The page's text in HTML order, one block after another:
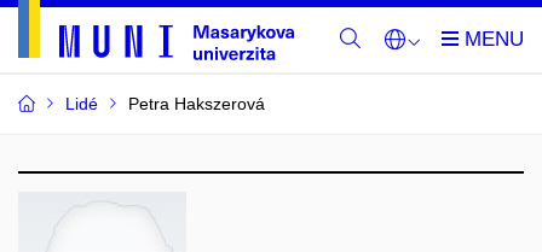
Lidé Petra Hakszerová